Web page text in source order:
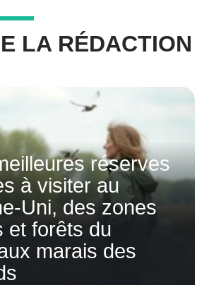
LA RÉDACTION
réserves
à visiter au
Uni, des zones
et forêts du
marais des